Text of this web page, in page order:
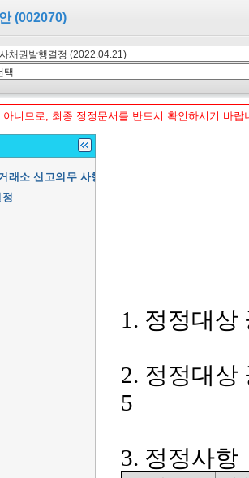
(002070)
니므로, 최종 정정문서를 반드시 확인하시기 바랍